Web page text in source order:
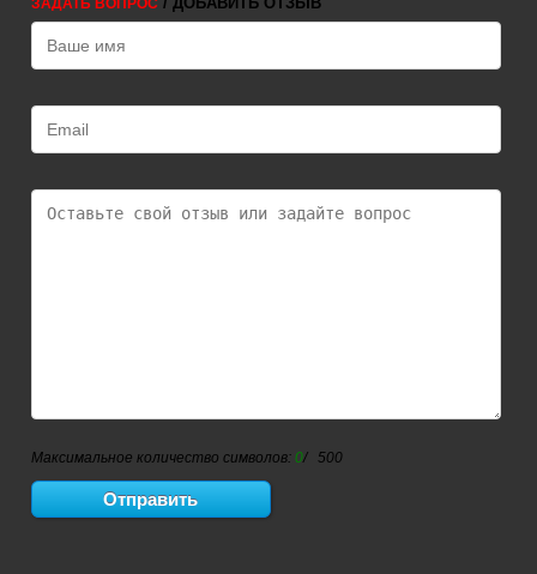
ЗАДАТЬ ВОПРОС
Максимальное количество символов: 0/ 500